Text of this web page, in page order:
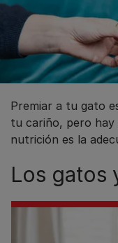
Premiar a tu gato
tu cariño, pero hay
nutrición es la
Los gatos